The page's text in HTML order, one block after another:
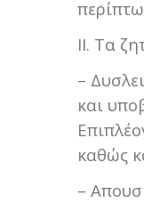
ΙΙ. Τα
–
και
καθώς
–